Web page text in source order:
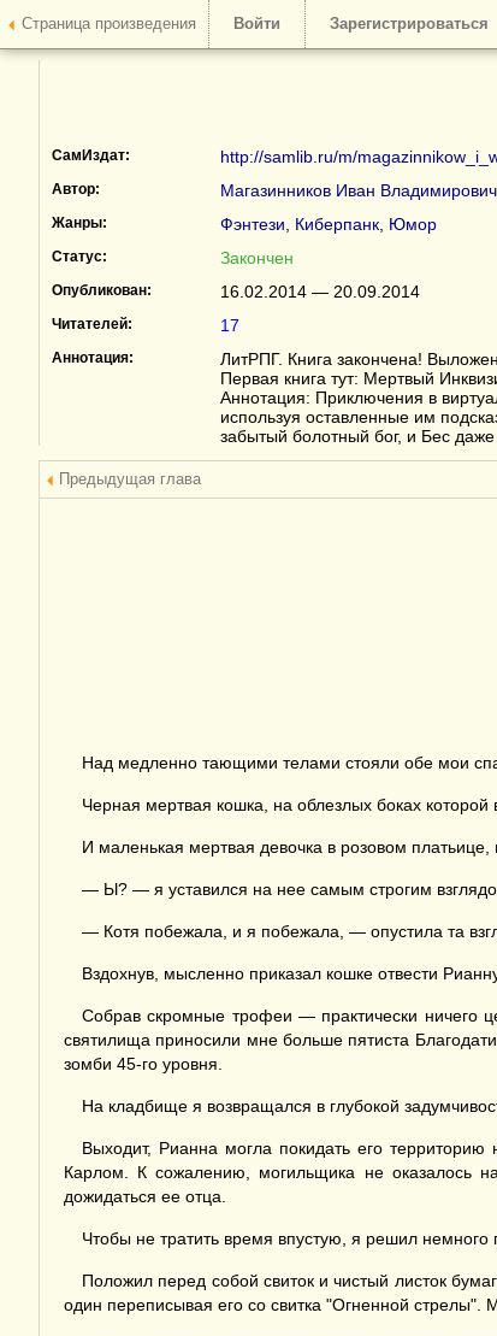
Страница произведения Войти Зарегистрироваться
СамИздат: http://samlib.ru/m/
Автор: Магазинников Иван Владимирович
Жанры: Фэнтези Киберпанк Юмор
Статус: Закончен
Опубликован: 16.02.2014 — 20.09.2014
Читателей: 17
Аннотация:
ЛитРПГ. Книга закончена!
Первая книга тут: Мертвый
Аннотация: Приключения в
используя оставленные им
забытый болотный бог, и Бес даже
Предыдущая глава
Над медленно тающими телами стояли обе мои
Черная мертвая кошка, на облезлых боках которой
И маленькая мертвая девочка в розовом платьице,
— Ы? — я уставился на нее самым строгим
— Котя побежала, и я побежала, — опустила та
Вздохнув, мысленно приказал кошке отвести
Собрав скромные трофеи — практически ничего
святилища приносили мне больше пятиста
зомби 45-го уровня.
На кладбище я возвращался в глубокой
Выходит, Рианна могла покидать его территорию
Карлом. К сожалению, могильщика не оказалось
дожидаться ее отца.
Чтобы не тратить время впустую, я решил немного
Положил перед собой свиток и чистый листок
один переписывая его со свитка "Огненной стрелы".